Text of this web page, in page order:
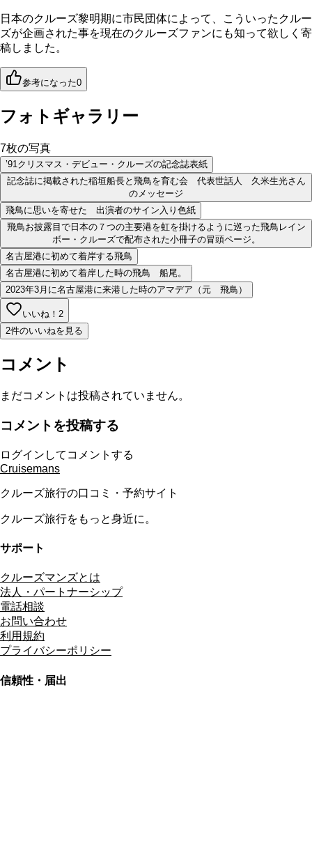
日本のクルーズ黎明期に市民団体によって、こういったクルー
ズが企画された事を現在のクルーズファンにも知って欲しく寄
稿しました。
参考になった0
フォトギャラリー
7枚の写真
’91クリスマス・デビュー・クルーズの記念誌表紙
記念誌に掲載された稲垣船長と飛鳥を育む会 代表世話人 久米生光さん
のメッセージ
飛鳥に思いを寄せた 出演者のサイン入り色紙
飛鳥お披露目で日本の７つの主要港を虹を掛けるように巡った飛鳥レイン
ボー・クルーズで配布された小冊子の冒頭ページ。
名古屋港に初めて着岸する飛鳥
名古屋港に初めて着岸した時の飛鳥 船尾。
2023年3月に名古屋港に来港した時のアマデア（元 飛鳥）
いいね！ 2
2件のいいねを見る
コメント
まだコメントは投稿されていません。
コメントを投稿する
ログインしてコメントする
Cruisemans
クルーズ旅行の口コミ・予約サイト
クルーズ旅行をもっと身近に。
サポート
クルーズマンズとは
法人・パートナーシップ
電話相談
お問い合わせ
利用規約
プライバシーポリシー
信頼性・届出